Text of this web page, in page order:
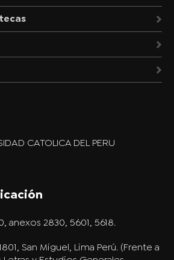
CATOLICA DEL PERU
anexos 2830, 5601, 5618.
San Miguel, Lima Perú. (Frente a